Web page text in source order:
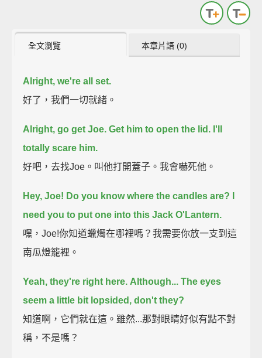
全文瀏覽 本章片語 (0)
Alright, we're all set.
好了，我們一切就緒。
Alright, go get Joe. Get him to open the lid. I'll
totally scare him.
好吧，去找Joe。叫他打開蓋子。我會嚇死他。
Hey, Joe! Do you know where the candles are? I
need you to put one into this Jack O'Lantern.
嘿，Joe!你知道蠟燭在哪裡嗎？我需要你放一支到這
南瓜燈籠裡。
Yeah, they're right here. Although... The eyes
seem a little bit lopsided, don't they?
知道啊，它們就在這。雖然...那對眼睛好似有點不對
稱，不是嗎？